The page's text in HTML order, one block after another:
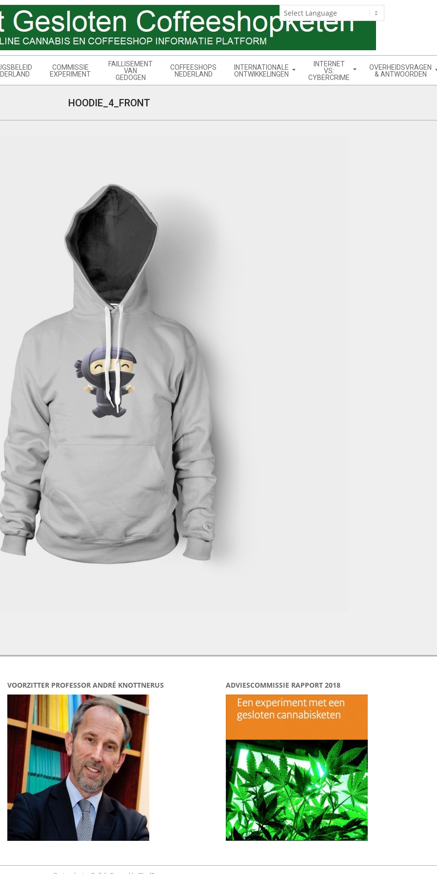
COMMISSIE
EXPERIMENT
FAILLISEMENT
VAN
GEDOGEN
COFFEESHOPS
NEDERLAND
INTERNATIONALE
ONTWIKKELINGEN
INTERNET
VS:
CYBERCRIME
OVERHEIDSVRAGEN
& ANTWOORDEN
HOODIE_4_FRONT
VOORZITTER PROFESSOR ANDRÉ KNOTTNERUS ADVIESCOMMISSIE RAPPORT 2018